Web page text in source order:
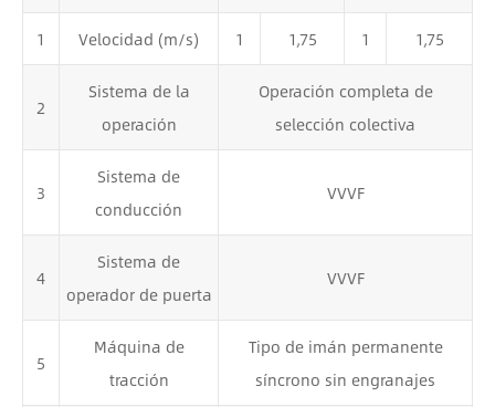
1 Velocidad (m/s) 1 1,75 1 1,75
2
Sistema de la
operación
Operación completa de
selección colectiva
3
Sistema de
conducción
VVVF
4
Sistema de
operador de puerta
VVVF
5
Máquina de
tracción
Tipo de imán permanente
síncrono sin engranajes